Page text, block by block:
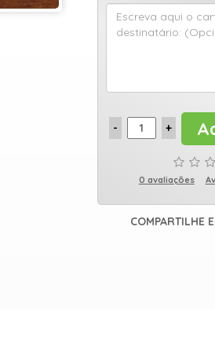
0 avaliações
COMPARTILHE